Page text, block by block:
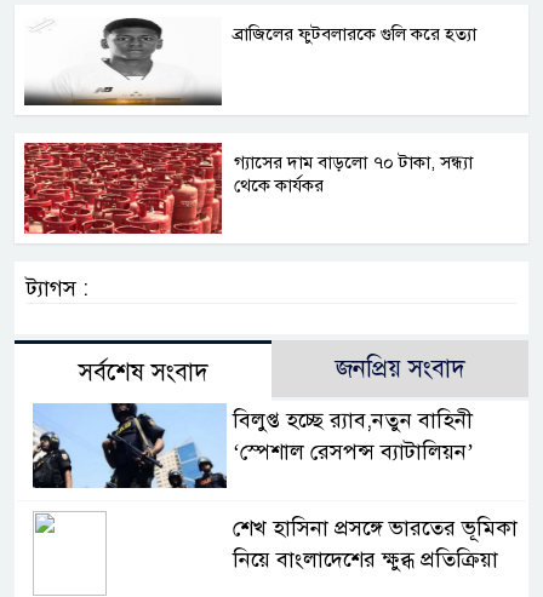
ব্রাজিলের ফুটবলারকে গুলি করে হত্যা
গ্যাসের দাম বাড়লো ৭০ টাকা, সন্ধ্যা
থেকে কার্যকর
ট্যাগস :
সর্বশেষ সংবাদ জনপ্রিয় সংবাদ
বিলুপ্ত হচ্ছে র‍্যাব,নতুন বাহিনী
‘স্পেশাল রেসপন্স ব্যাটালিয়ন’
শেখ হাসিনা প্রসঙ্গে ভারতের ভূমিকা
নিয়ে বাংলাদেশের ক্ষুব্ধ প্রতিক্রিয়া